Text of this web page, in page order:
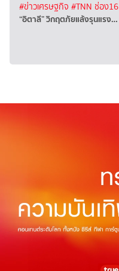
#ข่าวเศรษฐกิจ #TNN ช่อง16
“อิตาลี” วิกฤตภัยแล้งรุนแรง…